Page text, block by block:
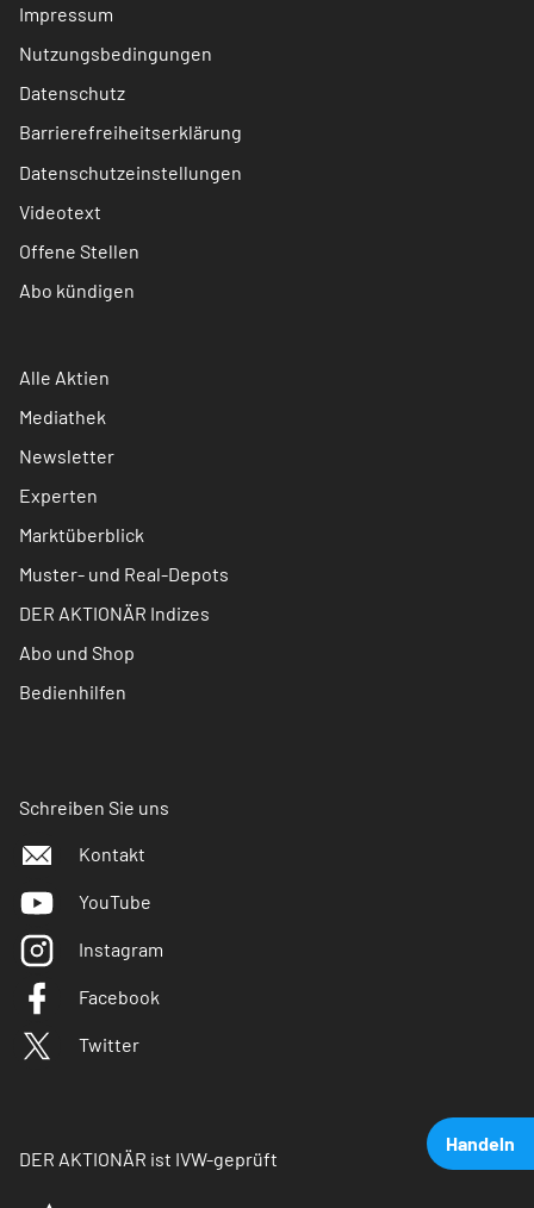
Handeln
Impressum
Nutzungsbedingungen
Datenschutz
Barrierefreiheitserklärung
Datenschutzeinstellungen
Videotext
Offene Stellen
Abo kündigen
Alle Aktien
Mediathek
Newsletter
Experten
Marktüberblick
Muster- und Real-Depots
DER AKTIONÄR Indizes
Abo und Shop
Bedienhilfen
Schreiben Sie uns
Kontakt
YouTube
Instagram
Facebook
Twitter
DER AKTIONÄR ist IVW-geprüft